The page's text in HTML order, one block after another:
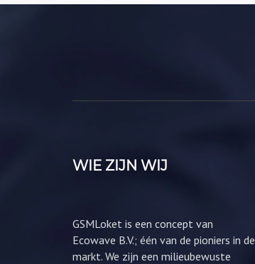
WIE ZIJN WIJ
GSMLoket is een concept van
Ecowave B.V.; één van de pioniers in de
markt. We zijn een milieubewuste